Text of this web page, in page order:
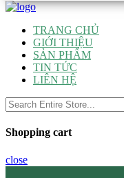
TRANG CHỦ
GIỚI THIỆU
SẢN PHẨM
TIN TỨC
LIÊN HỆ
Shopping cart
close